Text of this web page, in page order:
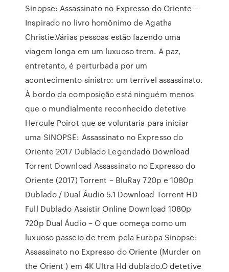
Sinopse: Assassinato no Expresso do Oriente –
Inspirado no livro homônimo de Agatha
Christie.Várias pessoas estão fazendo uma
viagem longa em um luxuoso trem. A paz,
entretanto, é perturbada por um
acontecimento sinistro: um terrível assassinato.
À bordo da composição está ninguém menos
que o mundialmente reconhecido detetive
Hercule Poirot que se voluntaria para iniciar
uma SINOPSE: Assassinato no Expresso do
Oriente 2017 Dublado Legendado Download
Torrent Download Assassinato no Expresso do
Oriente (2017) Torrent – BluRay 720p e 1080p
Dublado / Dual Áudio 5.1 Download Torrent HD
Full Dublado Assistir Online Download 1080p
720p Dual Áudio – O que começa como um
luxuoso passeio de trem pela Europa Sinopse:
Assassinato no Expresso do Oriente (Murder on
the Orient ) em 4K Ultra Hd dublado.O detetive